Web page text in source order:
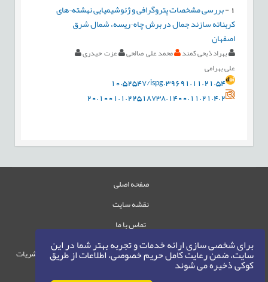
برای شخصی سازی ارائه خدمات و تجربه بهتر شما در این
سایت، ضمن رعایت کامل حریم خصوصی، اطلاعات از طریق
کوکی ذخیره می شوند
-بررسی مشخصات پتروگرافی و ژئوشیمیایی نهشته¬های
کربناته سازند جمال در برش چاه¬ریسه، شمال شرق
اصفهان
بهراد ذبحی کمند محمد علی صالحی عزت حیدری
علی بهرامی
10.52547/ispg.39691.11.21.54
20.1001.1.22518738.1400.11.21.4.2
صفحه اصلی
نقشه سایت
تماس با ما
حقوق این وب‌سایت متعلق به سامانه مدیریت نشریات